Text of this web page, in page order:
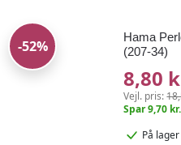
-52%
Hama
(207-34)
8,80
Vejl. pris:
Spar 9,70
På